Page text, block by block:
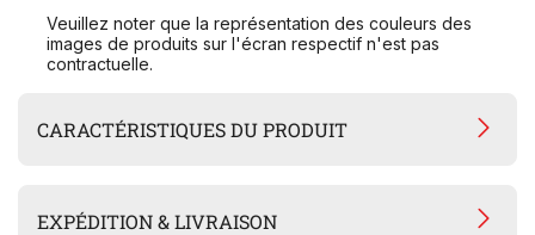
Veuillez noter que la représentation des couleurs des
images de produits sur l'écran respectif n'est pas
contractuelle.
CARACTÉRISTIQUES DU PRODUIT
EXPÉDITION & LIVRAISON